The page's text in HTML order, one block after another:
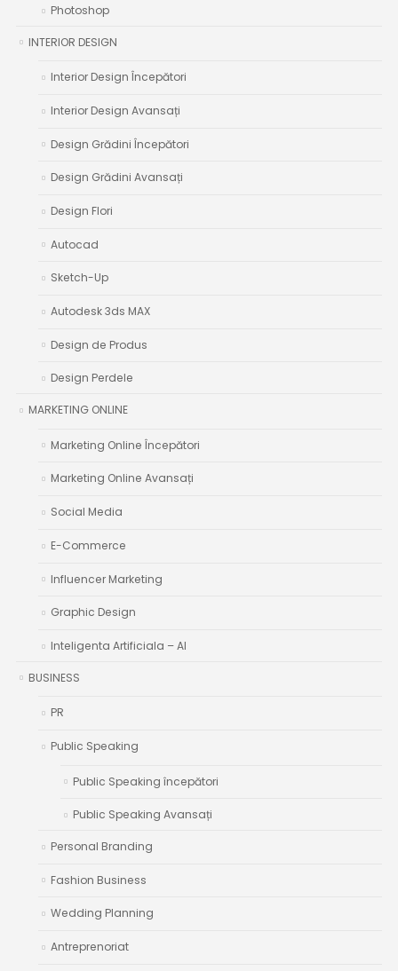
Photoshop
INTERIOR DESIGN
Interior Design Începători
Interior Design Avansați
Design Grădini Începători
Design Grădini Avansați
Design Flori
Autocad
Sketch-Up
Autodesk 3ds MAX
Design de Produs
Design Perdele
MARKETING ONLINE
Marketing Online Începători
Marketing Online Avansați
Social Media
E-Commerce
Influencer Marketing
Graphic Design
Inteligenta Artificiala – AI
BUSINESS
PR
Public Speaking
Public Speaking începători
Public Speaking Avansați
Personal Branding
Fashion Business
Wedding Planning
Antreprenoriat